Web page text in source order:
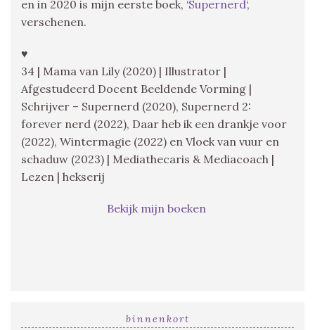
en in 2020 is mijn eerste boek, ‘Supernerd‘,
verschenen.
♥
34 | Mama van Lily (2020) | Illustrator |
Afgestudeerd Docent Beeldende Vorming |
Schrijver – Supernerd (2020), Supernerd 2:
forever nerd (2022), Daar heb ik een drankje voor
(2022), Wintermagie (2022) en Vloek van vuur en
schaduw (2023) | Mediathecaris & Mediacoach |
Lezen | hekserij
Bekijk mijn boeken
binnenkort